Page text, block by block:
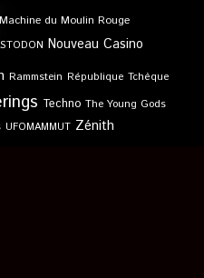
Machine du Moulin Rouge
Nouveau Casino
Rammstein République Tchèque
Techno The Young Gods
UFOMAMMUT Zénith